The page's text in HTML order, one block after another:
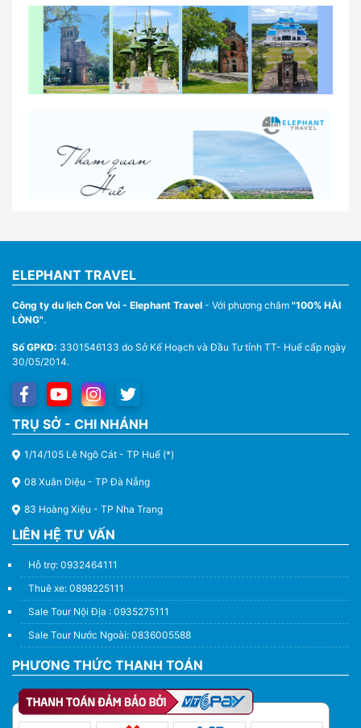
So sánh thuê xe tự lái và thuê xe có tài xế tại Huế
Nhà Xe Con Voi – Dịch Vụ Cho Thuê Xe Từ Huế,
Sân Bay Phú Bài Đi Thánh Địa La Vang
Thuê Xe Du Lịch Tại Huế – Từ 4 Chỗ Đến 45 Chỗ
ELEPHANT TRAVEL
Công ty du lịch Con Voi - Elephant Travel - Với phương châm "100% HÀI
LÒNG".
Số GPKD: 3301546133 do Sở Kế Hoạch và Đầu Tư tỉnh TT- Huế cấp ngày
30/05/2014.
TRỤ SỞ - CHI NHÁNH
1/14/105 Lê Ngô Cát - TP Huế (*)
08 Xuân Diệu - TP Đà Nẵng
83 Hoàng Xiệu - TP Nha Trang
LIÊN HỆ TƯ VẤN
Hỗ trợ: 0932464111
Thuê xe: 0898225111
Sale Tour Nội Địa : 0935275111
Sale Tour Nước Ngoài: 0836005588
PHƯƠNG THỨC THANH TOÁN